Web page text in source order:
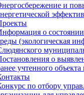
и
о
(экологическая
о
учтенного
по отбору